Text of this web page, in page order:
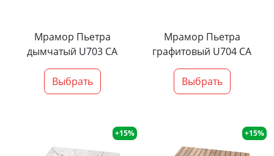
Мрамор Пьетра
дымчатый U703 CA
Выбрать
Мрамор Пьетра
графитовый U704 CA
Выбрать
+15% +15%